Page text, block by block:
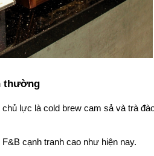
thường
lực là cold brew cam sả và trà
cạnh tranh cao như hiện nay.